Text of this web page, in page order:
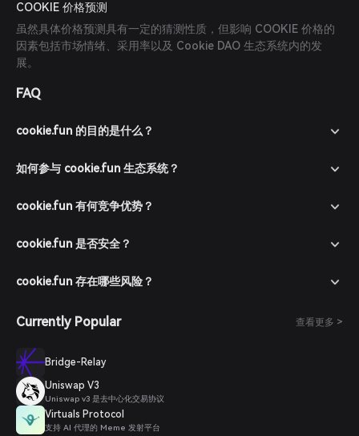
COOKIE 价格预测
虽然具体价格预测具有一定的猜测性质，但影响 COOKIE 价格的
因素包括市场情绪、采用率以及 Cookie DAO 生态系统内的发
展。
FAQ
cookie.fun 的目的是什么？
如何参与 cookie.fun 生态系统？
cookie.fun 有何竞争优势？
cookie.fun 是否安全？
cookie.fun 存在哪些风险？
Currently Popular 查看更多 >
Bridge-Relay
Uniswap V3
Uniswap v3 是去中心化交易协议
Virtuals Protocol
支持 AI 代理的 Meme 发射平台